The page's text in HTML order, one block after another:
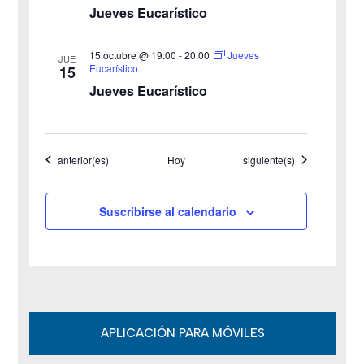
e
v
e
o
Jueves Eucarístico
JUE
15
Jueves Eucarístico
15 octubre @ 19:00 -20:00
Jueves
Eucarístico
Eventos
anterior(es) Hoy Eventos
siguiente(s)
Suscribirse al calendario
APLICACIÓN PARA MÓVILES